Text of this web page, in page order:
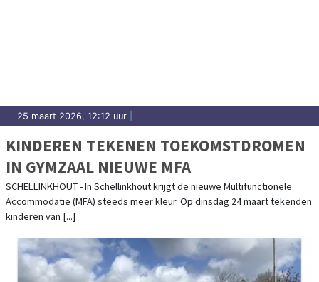
25 maart 2026, 12:12 uur
KINDEREN TEKENEN TOEKOMSTDROMEN
IN GYMZAAL NIEUWE MFA
SCHELLINKHOUT - In Schellinkhout krijgt de nieuwe Multifunctionele
Accommodatie (MFA) steeds meer kleur. Op dinsdag 24 maart tekenden
kinderen van [...]